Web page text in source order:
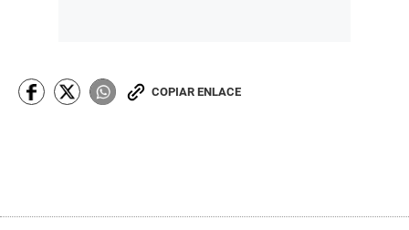
COPIAR ENLACE